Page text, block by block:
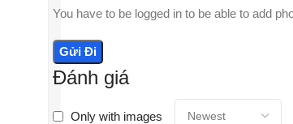
Đánh giá
Only with images
You have to be logged in to be able to add